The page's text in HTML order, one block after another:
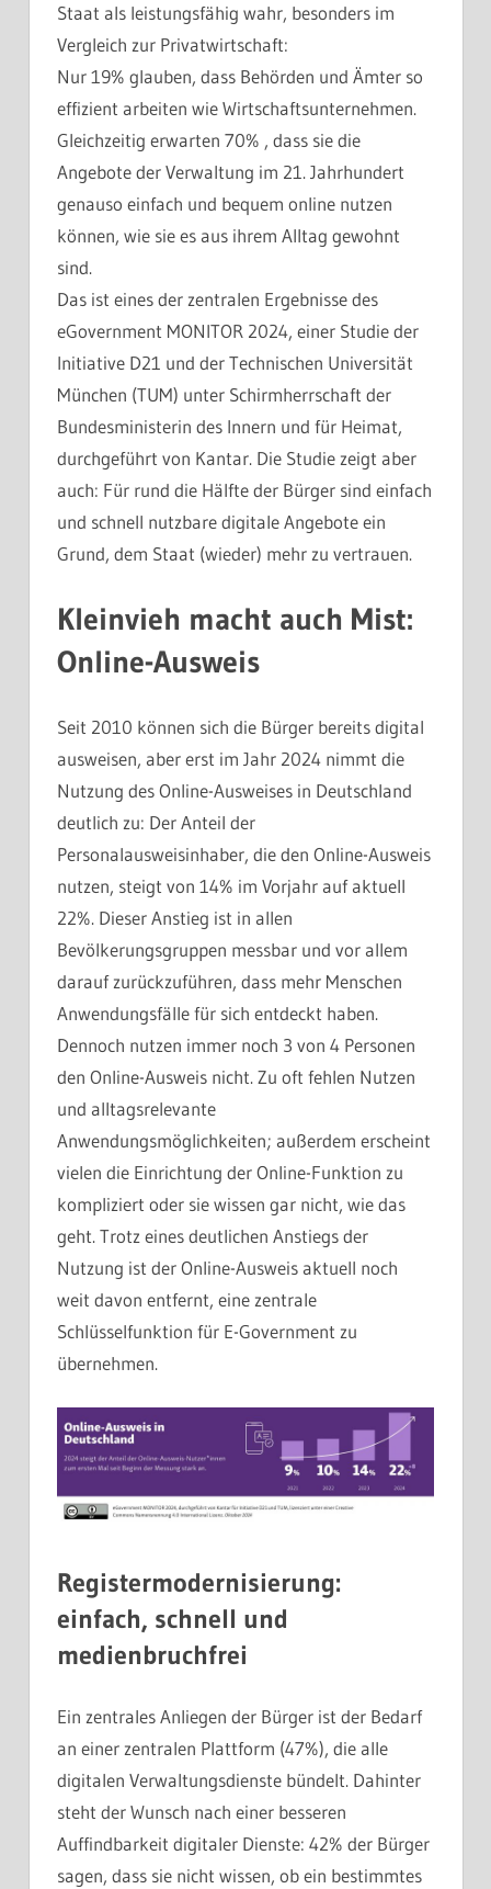
Staat als leistungsfähig wahr, besonders im
Vergleich zur Privatwirtschaft:
Nur 19% glauben, dass Behörden und Ämter so
effizient arbeiten wie Wirtschaftsunternehmen.
Gleichzeitig erwarten 70% , dass sie die
Angebote der Verwaltung im 21. Jahrhundert
genauso einfach und bequem online nutzen
können, wie sie es aus ihrem Alltag gewohnt
sind.
Das ist eines der zentralen Ergebnisse des
eGovernment MONITOR 2024, einer Studie der
Initiative D21 und der Technischen Universität
München (TUM) unter Schirmherrschaft der
Bundesministerin des Innern und für Heimat,
durchgeführt von Kantar. Die Studie zeigt aber
auch: Für rund die Hälfte der Bürger sind einfach
und schnell nutzbare digitale Angebote ein
Grund, dem Staat (wieder) mehr zu vertrauen.
Kleinvieh macht auch Mist:
Online-Ausweis
Seit 2010 können sich die Bürger bereits digital
ausweisen, aber erst im Jahr 2024 nimmt die
Nutzung des Online-Ausweises in Deutschland
deutlich zu: Der Anteil der
Personalausweisinhaber, die den Online-Ausweis
nutzen, steigt von 14% im Vorjahr auf aktuell
22%. Dieser Anstieg ist in allen
Bevölkerungsgruppen messbar und vor allem
darauf zurückzuführen, dass mehr Menschen
Anwendungsfälle für sich entdeckt haben.
Dennoch nutzen immer noch 3 von 4 Personen
den Online-Ausweis nicht. Zu oft fehlen Nutzen
und alltagsrelevante
Anwendungsmöglichkeiten; außerdem erscheint
vielen die Einrichtung der Online-Funktion zu
kompliziert oder sie wissen gar nicht, wie das
geht. Trotz eines deutlichen Anstiegs der
Nutzung ist der Online-Ausweis aktuell noch
weit davon entfernt, eine zentrale
Schlüsselfunktion für E-Government zu
übernehmen.
Registermodernisierung:
einfach, schnell und
medienbruchfrei
Ein zentrales Anliegen der Bürger ist der Bedarf
an einer zentralen Plattform (47%), die alle
digitalen Verwaltungsdienste bündelt. Dahinter
steht der Wunsch nach einer besseren
Auffindbarkeit digitaler Dienste: 42% der Bürger
sagen, dass sie nicht wissen, ob ein bestimmtes